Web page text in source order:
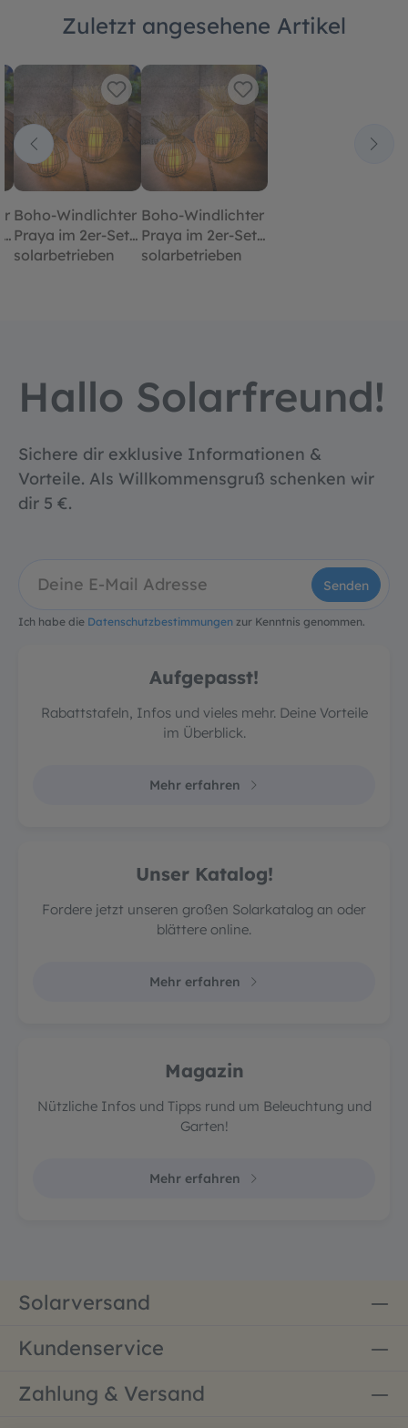
Zuletzt angesehene Artikel
Boho-Windlichter
Praya im 2er-Set,
solarbetrieben
Boho-Windlichter
Praya im 2er-Set,
solarbetrieben
Hallo Solarfreund!
Sichere dir exklusive Informationen &
Vorteile. Als Willkommensgruß schenken wir
dir 5 €.
Senden
Ich habe die Datenschutzbestimmungen zur Kenntnis genommen.
Aufgepasst!
Rabattstafeln, Infos und vieles mehr. Deine Vorteile
im Überblick.
Mehr erfahren
Unser Katalog!
Fordere jetzt unseren großen Solarkatalog an oder
blättere online.
Mehr erfahren
Magazin
Nützliche Infos und Tipps rund um Beleuchtung und
Garten!
Mehr erfahren
Solarversand
Kundenservice
Zahlung & Versand